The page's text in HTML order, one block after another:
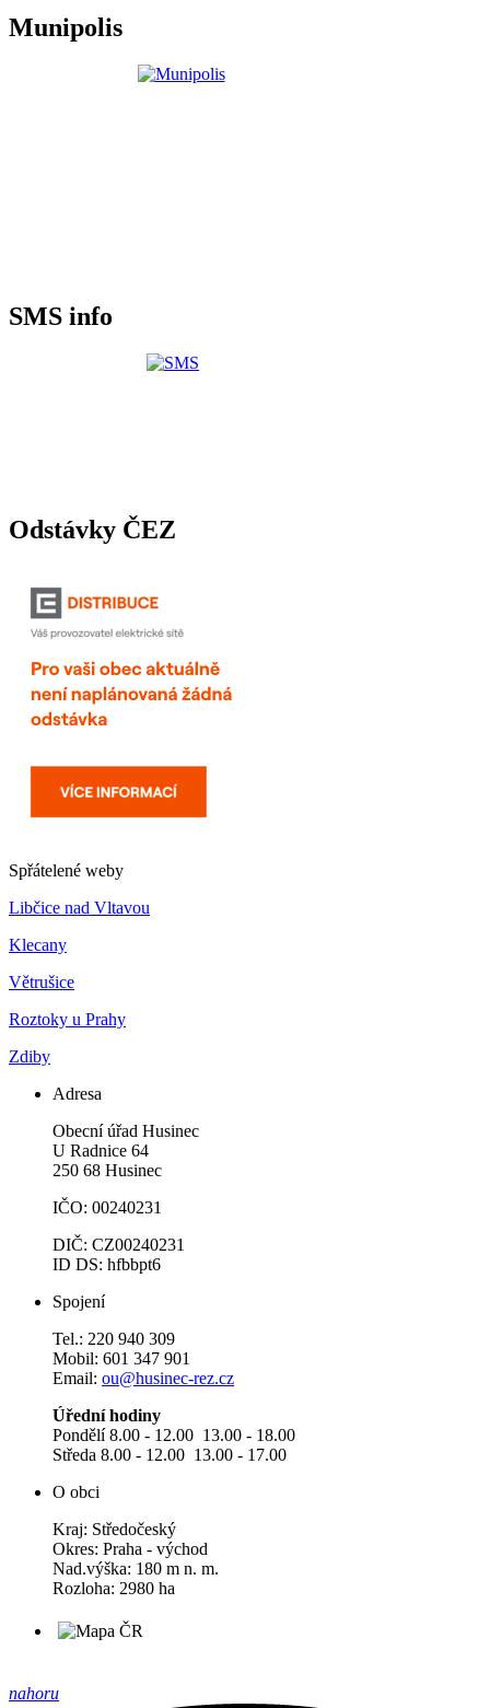
Munipolis
SMS info
Odstávky ČEZ
Spřátelené weby
Libčice nad Vltavou
Klecany
Větrušice
Roztoky u Prahy
Zdiby
Adresa
Obecní úřad Husinec
U Radnice 64
250 68 Husinec
IČO: 00240231
DIČ: CZ00240231
ID DS: hfbbpt6
Spojení
Tel.: 220 940 309
Mobil: 601 347 901
Email: ou@husinec-rez.cz
Úřední hodiny
Pondělí 8.00 - 12.00 13.00 - 18.00
Středa 8.00 - 12.00 13.00 - 17.00
O obci
Kraj: Středočeský
Okres: Praha - východ
Nad.výška: 180 m n. m.
Rozloha: 2980 ha
nahoru